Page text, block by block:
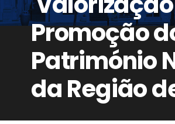
Promoção
Património
da Região